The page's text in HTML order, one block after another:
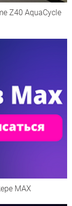
Z40 AquaCycle
МАХ